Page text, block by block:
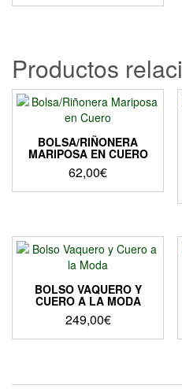
Productos
BOLSA/RIÑONERA
MARIPOSA EN CUERO
62,00€
Este
múltiples
variantes.
Las
opciones
se
pueden
elegir
página
BOLSO VAQUERO Y
CUERO A LA MODA
249,00€